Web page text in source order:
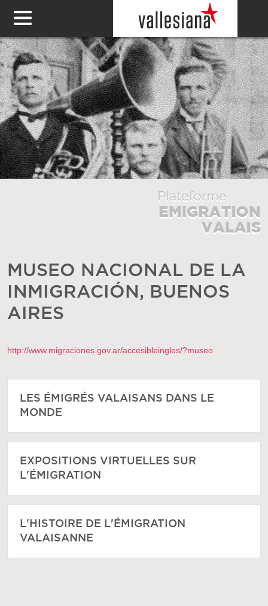
MUSEO NACIONAL DE LA
INMIGRACIÓN, BUENOS
AIRES
http://www.migraciones.gov.ar/accesibleingles/?museo
LES ÉMIGRÉS VALAISANS DANS LE
MONDE
EXPOSITIONS VIRTUELLES SUR
L'ÉMIGRATION
L'HISTOIRE DE L'ÉMIGRATION
VALAISANNE